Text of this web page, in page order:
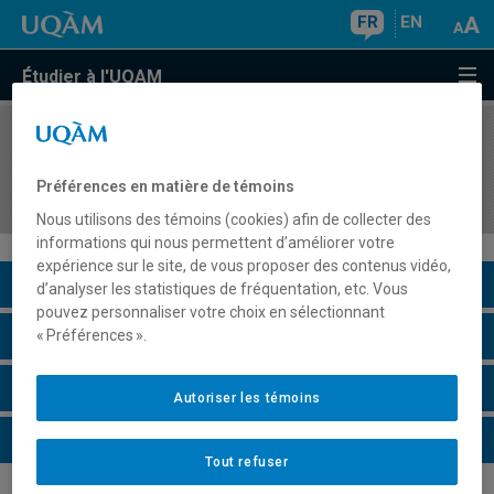
FR EN
Étudier à l'UQAM
COURS//
l'Amérique latine
Description du cours
Horaire - Été 2026
Horaire - Automne 2026
Horaire - Hiver 2027
Préférences en matière de témoins
Nous utilisons des témoins (cookies) afin de collecter des
informations qui nous permettent d’améliorer votre
expérience sur le site, de vous proposer des contenus vidéo,
d’analyser les statistiques de fréquentation, etc. Vous
pouvez personnaliser votre choix en sélectionnant
« Préférences ».
Tout refuser
Autoriser les témoins